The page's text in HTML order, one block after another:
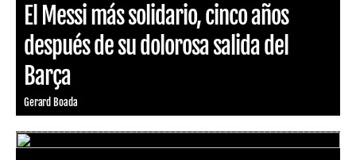
El Messi más solidario, cinco años
después de su dolorosa salida del
Barça
Gerard Boada